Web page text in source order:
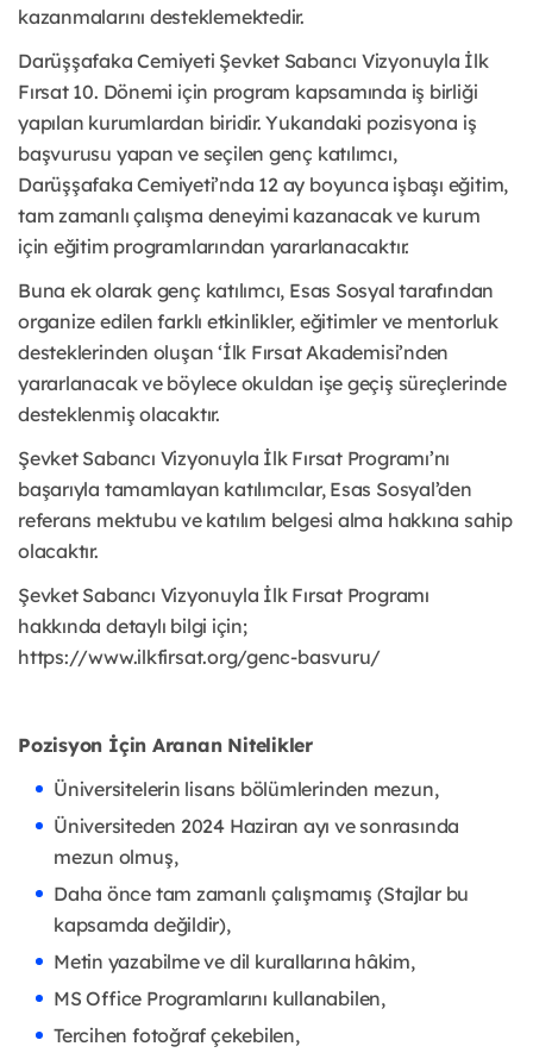
kazanmalarını desteklemektedir.
Darüşşafaka Cemiyeti Şevket Sabancı Vizyonuyla İlk
Fırsat 10. Dönemi için program kapsamında iş birliği
yapılan kurumlardan biridir. Yukarıdaki pozisyona iş
başvurusu yapan ve seçilen genç katılımcı,
Darüşşafaka Cemiyeti’nda 12 ay boyunca işbaşı eğitim,
tam zamanlı çalışma deneyimi kazanacak ve kurum
için eğitim programlarından yararlanacaktır.
Buna ek olarak genç katılımcı, Esas Sosyal tarafından
organize edilen farklı etkinlikler, eğitimler ve mentorluk
desteklerinden oluşan ‘İlk Fırsat Akademisi’nden
yararlanacak ve böylece okuldan işe geçiş süreçlerinde
desteklenmiş olacaktır.
Şevket Sabancı Vizyonuyla İlk Fırsat Programı’nı
başarıyla tamamlayan katılımcılar, Esas Sosyal’den
referans mektubu ve katılım belgesi alma hakkına sahip
olacaktır.
Şevket Sabancı Vizyonuyla İlk Fırsat Programı
hakkında detaylı bilgi için;
https://www.ilkfirsat.org/genc-basvuru/
Pozisyon İçin Aranan Nitelikler
Üniversitelerin lisans bölümlerinden mezun,
Üniversiteden 2024 Haziran ayı ve sonrasında
mezun olmuş,
Daha önce tam zamanlı çalışmamış (Stajlar bu
kapsamda değildir),
Metin yazabilme ve dil kurallarına hâkim,
MS Office Programlarını kullanabilen,
Tercihen fotoğraf çekebilen,